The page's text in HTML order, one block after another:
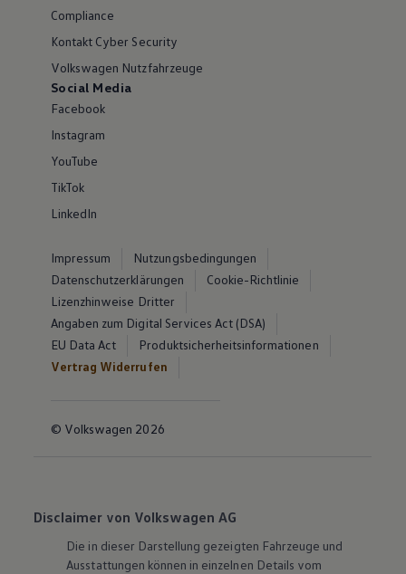
Compliance
Kontakt Cyber Security
Volkswagen Nutzfahrzeuge
Social Media
Facebook
Instagram
YouTube
TikTok
LinkedIn
Impressum
Nutzungsbedingungen
Datenschutzerklärungen
Cookie-Richtlinie
Lizenzhinweise Dritter
Angaben zum Digital Services Act (DSA)
EU Data Act
Produktsicherheitsinformationen
Vertrag Widerrufen
© Volkswagen 2026
Disclaimer von Volkswagen AG
Die in dieser Darstellung gezeigten Fahrzeuge und
Ausstattungen können in einzelnen Details vom